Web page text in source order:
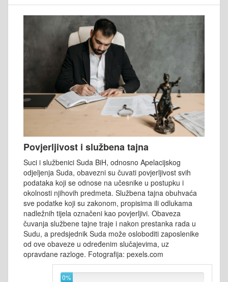
Povjerljivost i službena tajna
Suci i službenici Suda BiH, odnosno Apelacijskog
odjeljenja Suda, obavezni su čuvati povjerljivost svih
podataka koji se odnose na učesnike u postupku i
okolnosti njihovih predmeta. Službena tajna obuhvaća
sve podatke koji su zakonom, propisima ili odlukama
nadležnih tijela označeni kao povjerljivi. Obaveza
čuvanja službene tajne traje i nakon prestanka rada u
Sudu, a predsjednik Suda može osloboditi zaposlenike
od ove obaveze u određenim slučajevima, uz
opravdane razloge. Fotografija: pexels.com
0%